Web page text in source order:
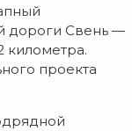
дороги Свень —
километра.
проекта